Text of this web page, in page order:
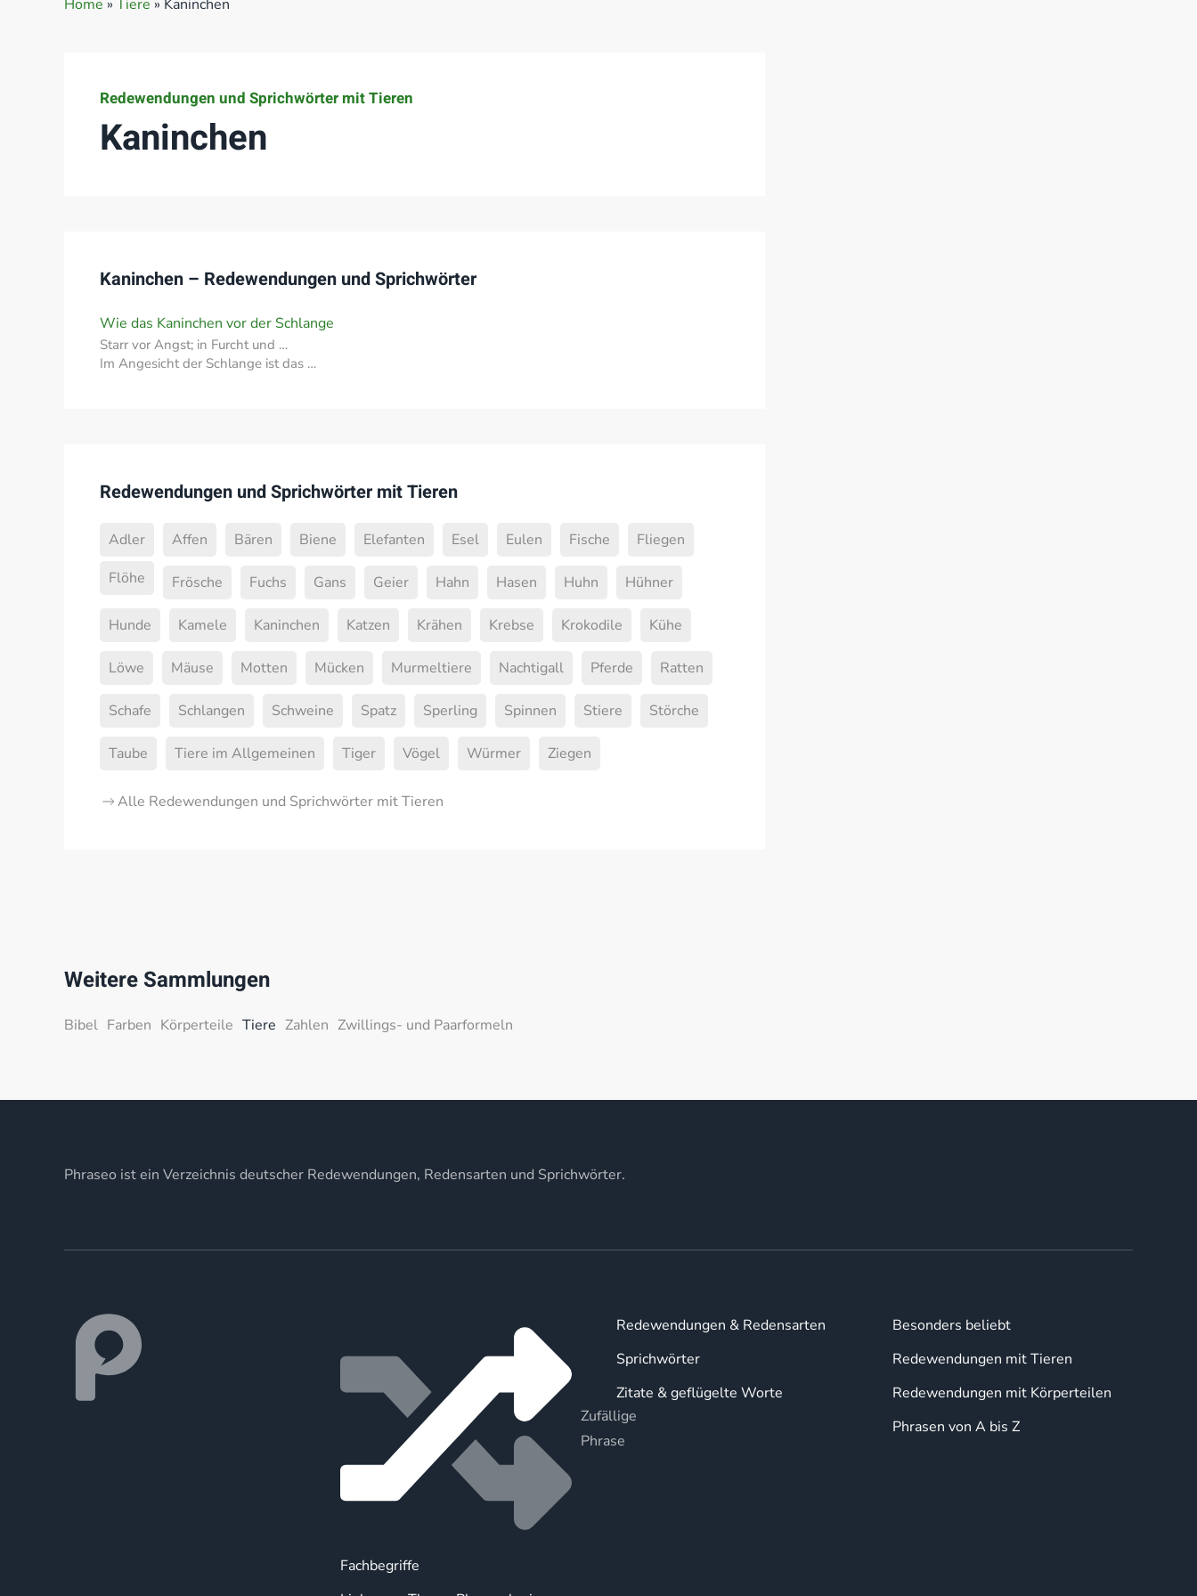
Home » Tiere » Kaninchen
Redewendungen und Sprichwörter mit Tieren
Kaninchen
Kaninchen – Redewendungen und Sprichwörter
Wie das Kaninchen vor der Schlange
Starr vor Angst; in Furcht und …
Im Angesicht der Schlange ist das …
Redewendungen und Sprichwörter mit Tieren
Adler Affen Bären Biene Elefanten Esel Eulen Fische
Fliegen
Flöhe
Frösche Fuchs Gans Geier Hahn Hasen Huhn Hühner
Hunde Kamele Kaninchen Katzen Krähen Krebse Krokodile Kühe
Löwe Mäuse Motten Mücken Murmeltiere Nachtigall Pferde Ratten
Schafe Schlangen Schweine Spatz Sperling Spinnen Stiere Störche
Taube Tiere im Allgemeinen Tiger Vögel Würmer Ziegen
Alle Redewendungen und Sprichwörter mit Tieren
Weitere Sammlungen
Bibel Farben Körperteile Tiere Zahlen Zwillings- und Paarformeln
Phraseo ist ein Verzeichnis deutscher Redewendungen, Redensarten und Sprichwörter.
Zufällige
Phrase
Fachbegriffe
Redewendungen & Redensarten
Sprichwörter
Zitate & geflügelte Worte
Besonders beliebt
Redewendungen mit Tieren
Redewendungen mit Körperteilen
Phrasen von A bis Z